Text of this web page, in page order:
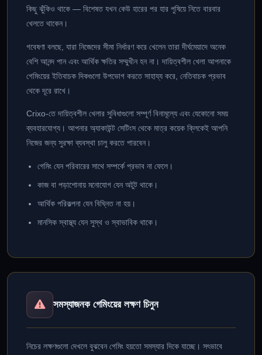
কিছু ঝুঁকিও থাকে — বিশেষত যখন কেউ হারের পর হার পুষিয়ে নিতে বারবার
খেলতে থাকেন।
গবেষণা বলছে, যারা নিজেদের সীমা নির্ধারণ করে খেলেন তারা দীর্ঘমেয়াদে অনেক
বেশি আনন্দ পান এবং আর্থিক ক্ষতির সম্মুখীন হন না। দায়িত্বশীল খেলা আপনাকে
গেমিংয়ের ইতিবাচক দিকগুলো উপভোগ করতে সাহায্য করে, নেতিবাচক প্রভাব
থেকে দূরে রাখে।
Crixo-তে দায়িত্বশীল খেলার সুবিধাগুলো সম্পূর্ণ বিনামূল্যে এবং যেকোনো সময়
ব্যবহারযোগ্য। আপনার অ্যাকাউন্ট সেটিংস থেকে মাত্র কয়েক ক্লিকেই আপনি
নিজের জন্য সুরক্ষা ব্যবস্থা চালু করতে পারবেন।
গেমিং যেন পরিবারের সাথে সম্পর্কে প্রভাব না ফেলে।
কাজ বা পড়াশোনায় মনোযোগ যেন অটুট থাকে।
আর্থিক পরিকল্পনা যেন বিঘ্নিত না হয়।
মানসিক স্বাস্থ্য যেন সুস্থ ও স্বাভাবিক থাকে।
সমস্যাজনক গেমিংয়ের লক্ষণ চিনুন
নিচের লক্ষণগুলো দেখলে বুঝবেন গেমিং হয়তো সমস্যার দিকে যাচ্ছে। সৎভাবে